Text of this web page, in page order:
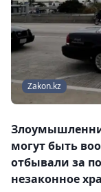
Zakon.kz
могут быть
отбывали за
незаконное